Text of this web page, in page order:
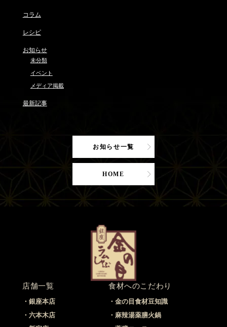
コラム
レシピ
お知らせ
未分類
イベント
メディア掲載
最新記事
お知らせ一覧
HOME
店舗一覧
銀座本店
六本木店
食材へのこだわり
金の目食材豆知識
麻辣湯薬膳火鍋